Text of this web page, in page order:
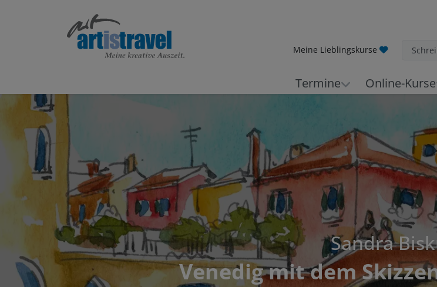
Meine Lieblingskurse
Termine Online-Kurse
Sandra
Venedig mit dem